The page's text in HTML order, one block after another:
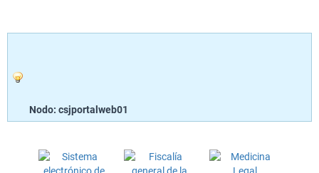
Nodo: csjportalweb01